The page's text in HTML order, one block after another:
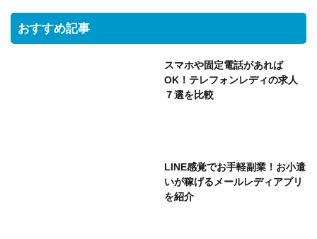
おすすめ記事
スマホや固定電話があれば
OK！テレフォンレディの求人
７選を比較
LINE感覚でお手軽副業！お小遣
いが稼げるメールレディアプリ
を紹介